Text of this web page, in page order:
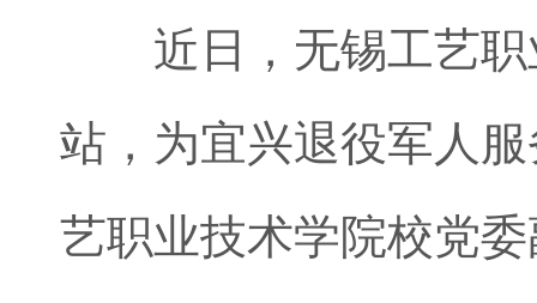
近日，无锡工艺职
站，为宜兴退役军人
艺职业技术学院校党